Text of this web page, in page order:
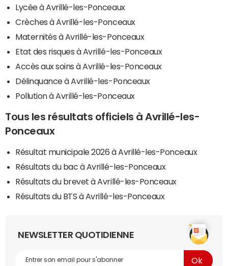
Lycée à Avrillé-les-Ponceaux
Crèches à Avrillé-les-Ponceaux
Maternités à Avrillé-les-Ponceaux
Etat des risques à Avrillé-les-Ponceaux
Accès aux soins à Avrillé-les-Ponceaux
Délinquance à Avrillé-les-Ponceaux
Pollution à Avrillé-les-Ponceaux
Tous les résultats officiels à Avrillé-les-
Ponceaux
Résultat municipale 2026 à Avrillé-les-Ponceaux
Résultats du bac à Avrillé-les-Ponceaux
Résultats du brevet à Avrillé-les-Ponceaux
Résultats du BTS à Avrillé-les-Ponceaux
NEWSLETTER QUOTIDIENNE